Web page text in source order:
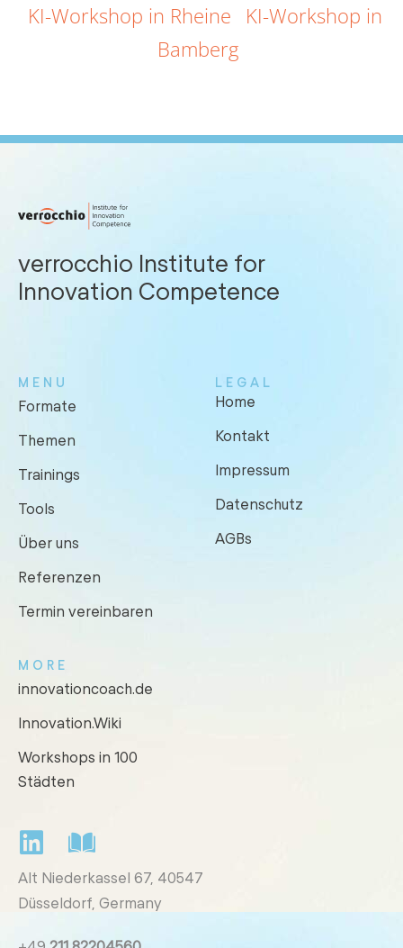
KI-Workshop in Rheine
KI-Workshop in
Bamberg
verrocchio Institute for
Innovation Competence
MENU
Formate
Themen
Trainings
Tools
Über uns
Referenzen
Termin vereinbaren
LEGAL
Home
Kontakt
Impressum
Datenschutz
AGBs
MORE
innovationcoach.de
Innovation.Wiki
Workshops in 100
Städten
Alt Niederkassel 67, 40547
Düsseldorf, Germany